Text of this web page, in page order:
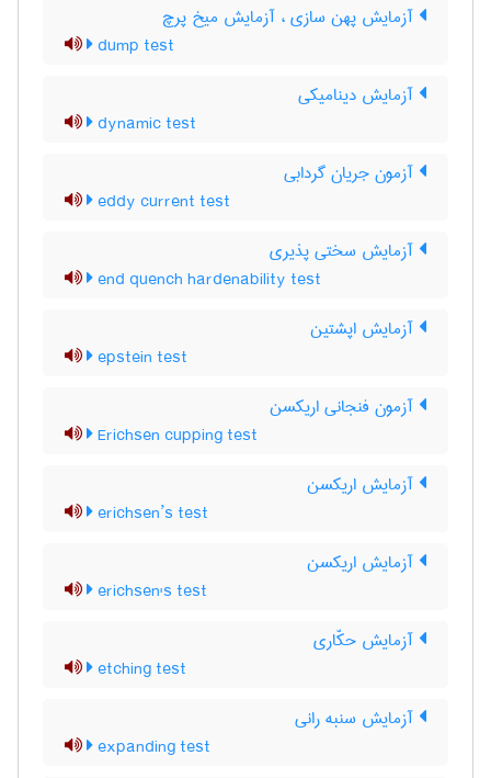
آزمایش پهن سازی ، آزمایش میخ پرچ
dump test
آزمایش دینامیکی
dynamic test
آزمون جریان گردابی
eddy current test
آزمایش سختی پذیری
end quench hardenability test
آزمایش اپشتین
epstein test
آزمون فنجانی اریکسن
Erichsen cupping test
آزمایش اریکسن
erichsen’s test
آزمایش اریکسن
erichsen's test
آزمایش حکّاری
etching test
آزمایش سنبه رانی
expanding test